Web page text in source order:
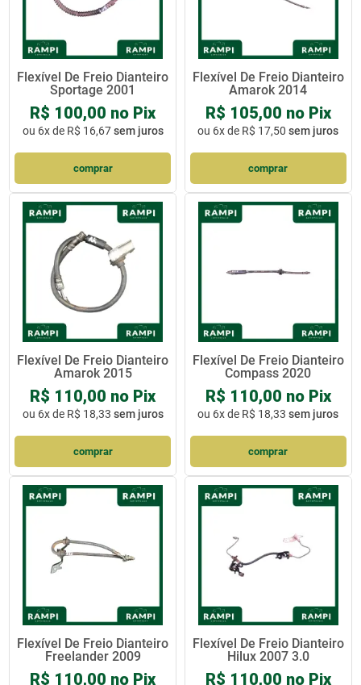
Flexível De Freio Dianteiro
Sportage 2001
R$ 100,00 no Pix
ou 6x de R$ 16,67sem juros
comprar
Flexível De Freio Dianteiro
Amarok 2014
R$ 105,00 no Pix
ou 6x de R$ 17,50 sem juros
comprar
Flexível De Freio Dianteiro
Amarok 2015
R$ 110,00 no Pix
ou 6x de R$ 18,33 sem juros
comprar
Flexível De Freio Dianteiro
Compass 2020
R$ 110,00 no Pix
ou 6x de R$ 18,33 sem juros
comprar
Flexível De Freio Dianteiro
Freelander 2009
R$ 110,00 no Pix
Flexível De Freio Dianteiro
Hilux 2007 3.0
R$ 110,00 no Pix